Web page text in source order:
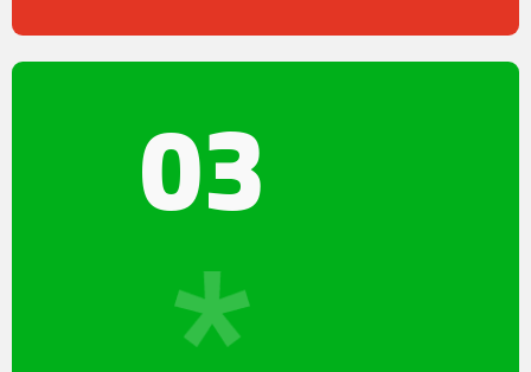
03